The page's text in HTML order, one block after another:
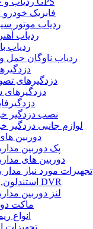
GPS فابریک خودرو
ردیاب موتور
ردیاب
ردیاب
ردیاب ناوگان حمل
دزدگیرهای
دزدگیرهای
نصب دزدگیر
لوازم جانبی دزدگیر
دوربین
پک دوربین
دوربین های
تجهیرات مورد نیاز مدار
استندلون,انواع DVR
لنز دوربین
ماکت
انواع
تجهیزات